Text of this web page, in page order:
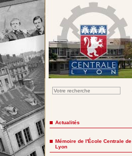
Actualités
Mémoire de l'École Centrale de
Lyon